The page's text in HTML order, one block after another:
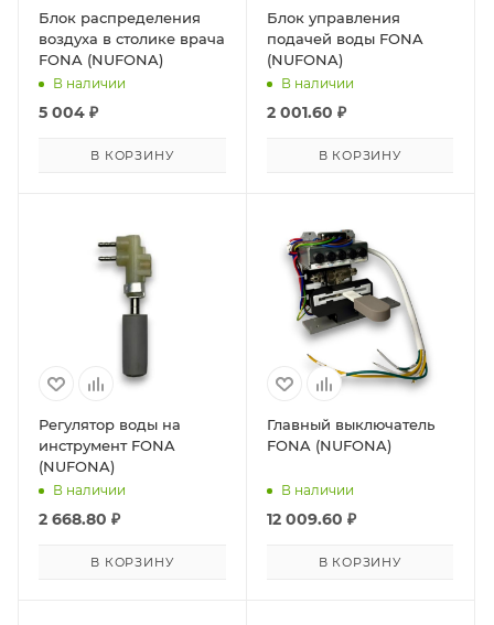
Блок распределения
воздуха в столике врача
FONA (NUFONA)
В наличии
5 004 ₽
В КОРЗИНУ
Блок управления
подачей воды FONA
(NUFONA)
В наличии
2 001.60 ₽
В КОРЗИНУ
Регулятор воды на
инструмент FONA
(NUFONA)
В наличии
2 668.80 ₽
В КОРЗИНУ
Главный выключатель
FONA (NUFONA)
В наличии
12 009.60 ₽
В КОРЗИНУ